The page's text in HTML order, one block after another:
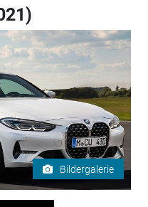
Bildergalerie